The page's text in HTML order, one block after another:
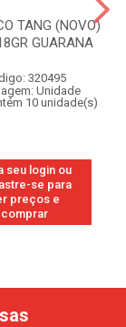
TANG (NOVO)
GUARANA
320495
Unidade
10 unidade(s)
seu login ou
se para
preços e
comprar